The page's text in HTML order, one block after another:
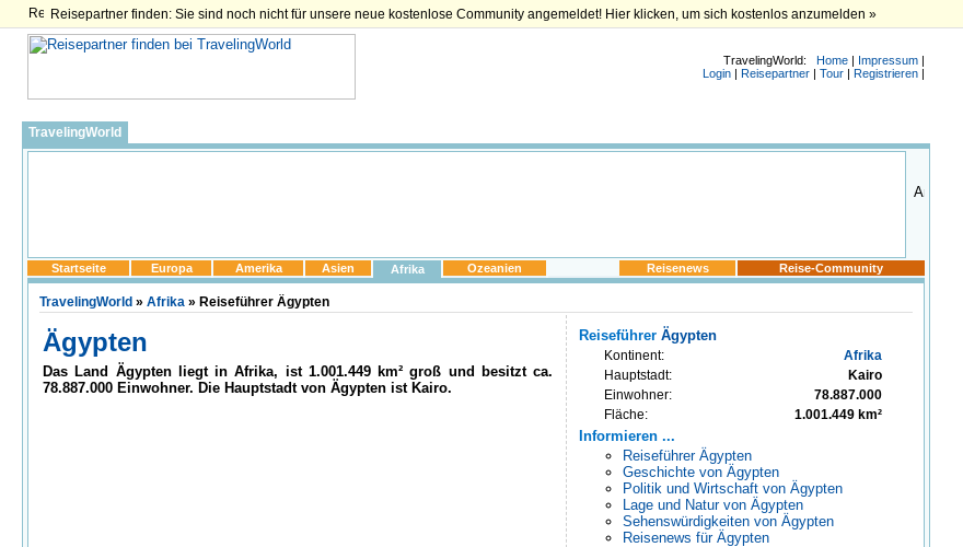
Reisepartner finden: Sie sind noch nicht für unsere neue kostenlose Community angemeldet! Hier klicken, um sich kostenlos anzumelden »
TravelingWorld: Home | Impressum |
Login | Reisepartner | Tour | Registrieren |
TravelingWorld
Startseite Europa Amerika Asien Afrika Ozeanien Reisenews Reise-Community
TravelingWorld » Afrika » Reiseführer Ägypten
Ägypten
Das Land Ägypten liegt in Afrika, ist 1.001.449 km² groß und besitzt ca.
78.887.000 Einwohner. Die Hauptstadt von Ägypten ist Kairo.
Reiseführer Ägypten
Kontinent:
Afrika
Hauptstadt:
Kairo
Einwohner:
78.887.000
Fläche:
1.001.449 km²
Informieren ...
Reiseführer Ägypten
Geschichte von Ägypten
Politik und Wirtschaft von Ägypten
Lage und Natur von Ägypten
Sehenswürdigkeiten von Ägypten
Reisenews für Ägypten